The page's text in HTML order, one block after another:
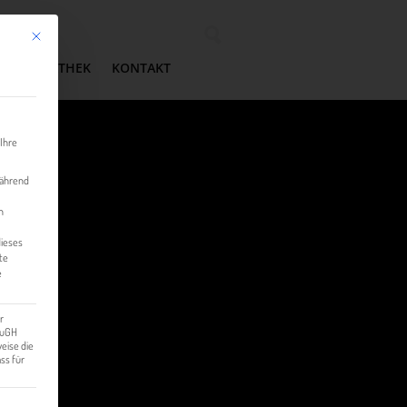
MEDIATHEK KONTAKT
Mit diesem Button wird der Dialog geschlossen. Seine Funktionalität ist identisch mit der
die
für